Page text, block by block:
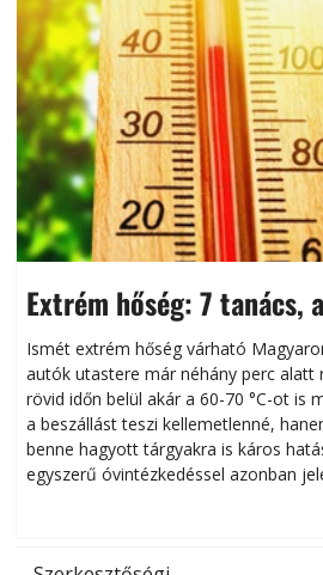
Extrém hőség: 7 tanács,
megóvhatjuk autónkat
Ismét extrém hőség várható
autók utastere már néhány perc alatt
rövid időn belül akár a 60-70 °C-ot is
a beszállást teszi kellemetlenné,
benne hagyott tárgyakra is káros
egyszerű óvintézkedéssel azonban